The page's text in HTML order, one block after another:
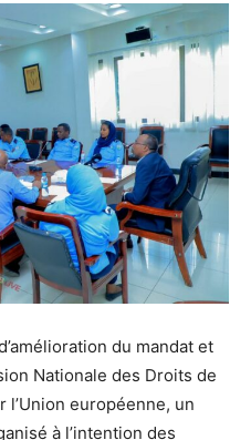
du mandat et
Nationale des Droits de
l’Union européenne, un
à l’intention des